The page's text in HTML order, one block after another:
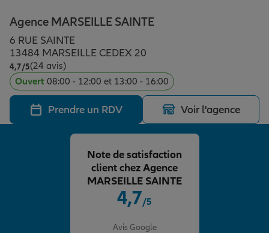
Assurance animal de compagnie
Protection juridique
Plan épargne retraite
Assurance vie
Placements financiers
Investissements immobiliers
Vos projets
Partir en vacances
Déménager
Changer de voiture
Conseil assurance
Assurance auto
Assurance habitation
Agence MARSEILLE SAINTE
6 RUE SAINTE
13484 MARSEILLE CEDEX 20
4,7/5Note de 4.7 sur 5
(24 avis)
Ouvert 08:00 - 12:00 et 13:00 - 16:00
Prendre un RDV Voir l'agence
4,7/5
Avis Google
Note de satisfaction
client chez Agence
MARSEILLE SAINTE